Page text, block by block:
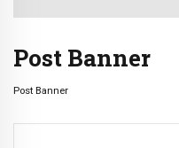
Post Banner
Post Banner